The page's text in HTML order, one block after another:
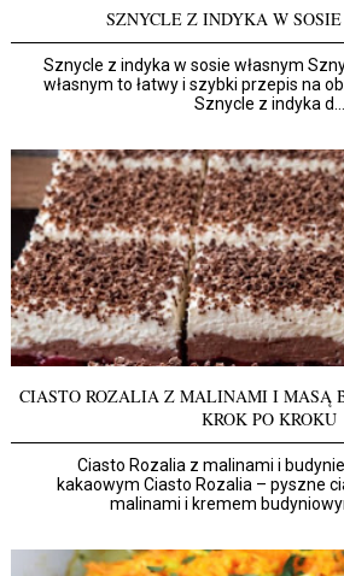
SZNYCLE Z INDYKA W
Sznycle z indyka w sosie własnym
własnym to łatwy i szybki przepis na
Sznycle z indyka d...
CIASTO ROZALIA Z MALINAMI I MASĄ
KROK PO KROKU
Ciasto Rozalia z malinami i
kakaowym Ciasto Rozalia – pyszne
malinami i kremem